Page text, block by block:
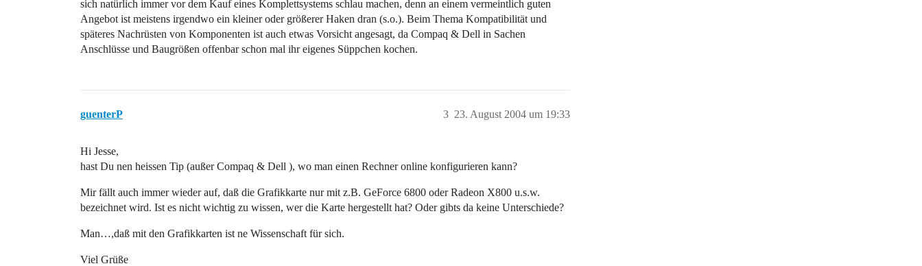
sich natürlich immer vor dem Kauf eines Komplettsystems schlau machen, denn an einem vermeintlich guten
Angebot ist meistens irgendwo ein kleiner oder größerer Haken dran (s.o.). Beim Thema Kompatibilität und
späteres Nachrüsten von Komponenten ist auch etwas Vorsicht angesagt, da Compaq & Dell in Sachen
Anschlüsse und Baugrößen offenbar schon mal ihr eigenes Süppchen kochen.
guenterP 23. August 2004 um 19:33
3
Hi Jesse,
hast Du nen heissen Tip (außer Compaq & Dell ), wo man einen Rechner online konfigurieren kann?
Mir fällt auch immer wieder auf, daß die Grafikkarte nur mit z.B. GeForce 6800 oder Radeon X800 u.s.w.
bezeichnet wird. Ist es nicht wichtig zu wissen, wer die Karte hergestellt hat? Oder gibts da keine Unterschiede?
Man…,daß mit den Grafikkarten ist ne Wissenschaft für sich.
Viel Grüße